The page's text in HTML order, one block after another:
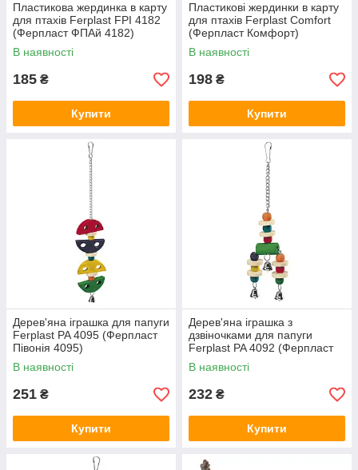
Пластикова жердинка в карту
для птахів Ferplast FPI 4182
(Ферпласт ФПАй 4182)
В наявності
185 ₴
Купити
Пластикові жердинки в карту
для птахів Ferplast Comfort
(Ферпласт Комфорт)
В наявності
198 ₴
Купити
Дерев'яна іграшка для папуги
Ferplast PA 4095 (Ферпласт
Півонія 4095)
В наявності
251 ₴
Купити
Дерев'яна іграшка з
дзвіночками для папуги
Ferplast PA 4092 (Ферпласт
Пій 4092)
В наявності
232 ₴
Купити